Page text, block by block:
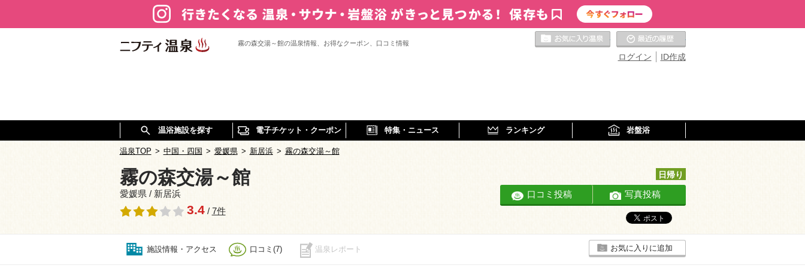
霧の森交湯～館の温泉情報、お得なクーポン、口コミ情報
ID作成
ログイン
お気に入りの温泉
温浴施設を探す 電子チケット・クーポン 特集・ニュース ランキング 岩盤浴
温泉TOP > 中国・四国 > 愛媛県 > 新居浜 > 霧の森交湯～館
霧の森交湯～館
愛媛県 / 新居浜
3.4/ 7件
日帰り
口コミ投稿 写真投稿
施設情報・アクセス 口コミ(7) 温泉レポート お気に入りに追加